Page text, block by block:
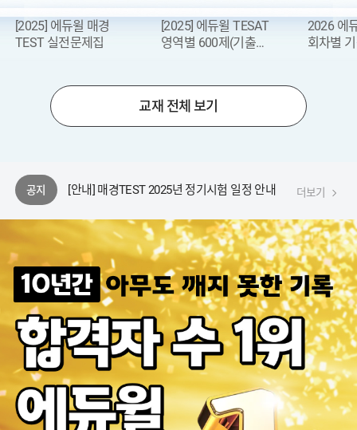
[2025] 에듀윌 매경
TEST 실전문제집
[2025] 에듀윌 TESAT
영역별 600제(기출
2026 에
회차별
교재 전체 보기
공지
[안내] 한경TESAT(108회) 시험접수 안내
[안내] 에듀윌 동영상 플레이어 변경 안내
[안내] 매경TEST 2025년 정기시험 일정 안내
[안내] 한경TESAT(108회) 시험접수 안내
[안내] 에듀윌 동영상 플레이어 변경 안내
[안내] 에듀윌 플레이어 업데이트 공지
[안내] 한경TESAT 2025년 정기시험 일정 안내
[안내] 매경TEST 2025년 정기시험 일정 안내
[안내] 한경TESAT(108회) 시험접수 안내
더보기